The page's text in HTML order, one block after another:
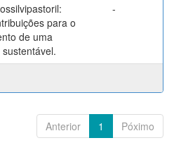
para o
de uma
-
Anterior 1 Póximo